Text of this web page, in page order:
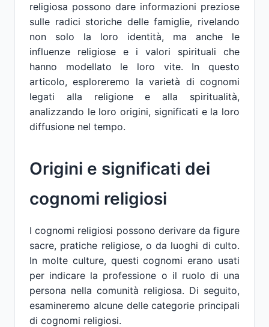
religiosa possono dare informazioni preziose
sulle radici storiche delle famiglie, rivelando
non solo la loro identità, ma anche le
influenze religiose e i valori spirituali che
hanno modellato le loro vite. In questo
articolo, esploreremo la varietà di cognomi
legati alla religione e alla spiritualità,
analizzando le loro origini, significati e la loro
diffusione nel tempo.
Origini e significati dei
cognomi religiosi
I cognomi religiosi possono derivare da figure
sacre, pratiche religiose, o da luoghi di culto.
In molte culture, questi cognomi erano usati
per indicare la professione o il ruolo di una
persona nella comunità religiosa. Di seguito,
esamineremo alcune delle categorie principali
di cognomi religiosi.